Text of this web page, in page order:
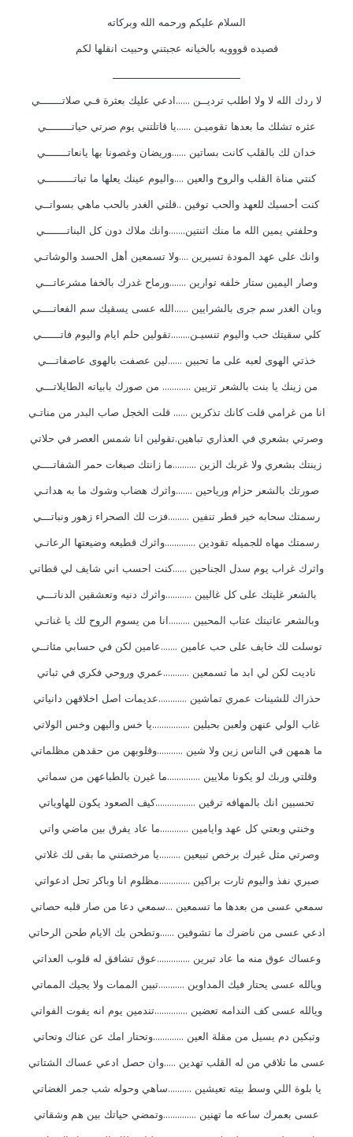
السلام عليكم ورحمه الله وبركاته
قصيده قووويه بالخيانه عجبتني وحبيت انقلها لكم
لا ردك الله لا ولا اطلب ترديــن ......ادعي عليك بعثرة فـي صلاتـــــــي
عثره تشلك ما بعدها تقوميـن ......يا قاتلتني يوم صرتي حياتــــــــي
خدان لك بالقلب كانت بساتين ......وريضان وغصونا بها يانعاتـــــــي
كنتي مناة القلب والروح والعين ....واليوم عينك يعلها ما تباتـــــــــي
كنت أحسبك للعهد والحب توفين ..قلتي الغدر بالحب ماهي بسواتــي
وحلفتي يمين الله ما منك اثنتين.......وانك ملاك دون كل البناتـــــــي
وانك على عهد المودة تسيرين ....ولا تسمعين أهل الحسد والوشاتـي
وصار اليمين ستار خلفه توارين .......ورماح غدرك بالخفا مشرعاتـــي
وبان الغدر سم جرى بالشرايين ......الله عسى يسقيك سم الفعاتــــي
كلي سقيتك حب واليوم تنسيـن........تقولين حلم ايام واليوم فاتــــــي
خذتي الهوى لعبه على ما تحبين ......لين عصفت بالهوى عاصفاتـــي
من زينك يا بنت بالشعر تزيين ............ من صورك بابياته الطايلاتـــي
انا من غرامي قلت كانك تذكرين ...... قلت الخجل صاب البدر من مناتـي
وصرتي بشعري في العذاري تباهين.تقولين انا شمس العصر في حلاتي
زينتك بشعري ولا غربك الزين ..........ما زانتك صبغات حمر الشفاتــــي
صورتك بالشعر حزام ورياحين .......واثرك هضاب وشوك ما به هداتـي
رسمتك سحابه خير قطر تنفين .........فزت لك الصحراء زهور ونباتـــي
رسمتك مهاه للجميله تقودين .............واثرك قطيعه وضيعتها الرعاتـي
واثرك غراب يوم سدل الجناحين ......كنت احسب اني شايف لي قطاتي
بالشعر غليتك على كل غاليين ...........واثرك دنيه وتعشقين الدناتـــي
وبالشعر عاتبتك عتاب المحبين .........انا من يسوم الروح لك يا غناتـي
توسلت لك خايف على حب عامين .......عامين لكن في حسابي مئاتــي
ناديت لكن لي ابد ما تسمعين ...........عمري وروحي فكري في ثباتي
حذراك للشينات عمري تماشين ............عديمات اصل اخلاقهن دانياتي
غاب الولي عنهن ولعبن بحبلين ................يا خس واليهن وخس الولاتي
ما همهن في الناس زين ولا شين ...........وقلوبهن من حقدهن مظلماتي
وقلتي وربك لو يكونا ملايين ..............ما غيرن بالطباعهن من سماتي
تحسبين انك بالمهافه ترقين .................كيف الصعود يكون للهاوياتي
وخنتي وبعتي كل عهد وايامين ............ما عاد يفرق بين ماضي واتي
وصرتي مثل غيرك برخص تبيعين .........يا مرخصتني ما بقى لك غلاتي
صبري نفذ واليوم ثارت براكين .............مظلوم انا وباكر تحل ادعواتي
سمعي عسى من بعدها ما تسمعين ...سمعي دعا من صار قلبه حصاتي
ادعي عسى من ناضرك ما تشوفين ......وتطحن بك الايام طحن الرحاتي
وعساك عوق منه ما عاد تبرين ..............عوق تشافق له قلوب العداتي
ويالله عسى يحتار فيك المداوين ...........تبين الممات ولا يجيك المماتي
ويالله عسى كف الندامه تعضين ..............تندمين يوم انه يفوت الفواتي
وتبكين دم يسيل من مقلة العين .............وتحتار امك عن عناك وتحاتي
عسى ما تلاقي من له القلب تهدين .....وان حصل ادعي عساك الشتاتي
يا بلوة اللي وسط بيته تعيشين ..........ساهي وحوله شب جمر الغضاتي
عسى بعمرك ساعه ما تهنين ..............وتمضي حياتك بين هم وشقاتي